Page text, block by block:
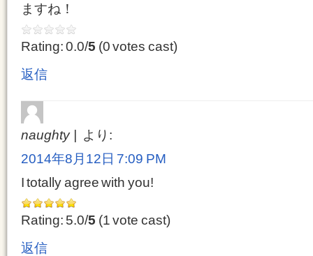
ますね！
Rating: 0.0/5 (0 votes cast)
返信
naughty
より:
2014年8月12日 7:09 PM
I totally agree with you!
Rating: 5.0/5 (1 vote cast)
返信